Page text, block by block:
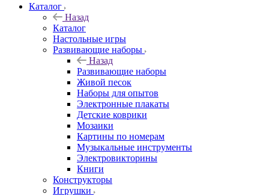
Каталог
Назад
Каталог
Настольные игры
Развивающие наборы
Назад
Развивающие наборы
Живой песок
Наборы для опытов
Электронные плакаты
Детские коврики
Мозаики
Картины по номерам
Музыкальные инструменты
Электровикторины
Книги
Конструкторы
Игрушки